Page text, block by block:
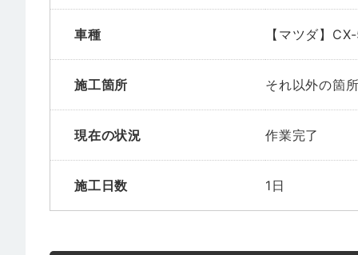
車種 【マツダ】
施工箇所 それ以外の箇
現在の状況 作業完了
施工日数 1日